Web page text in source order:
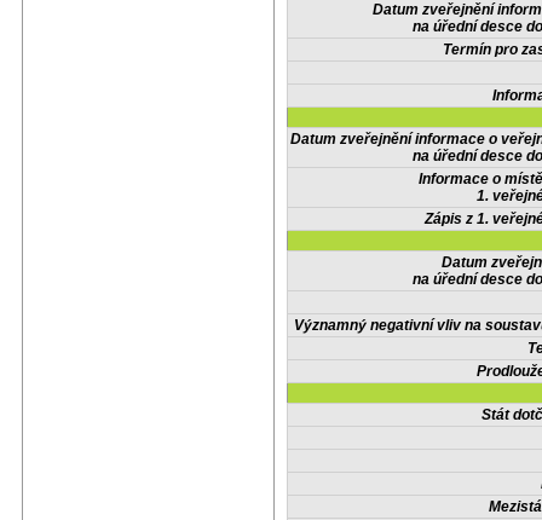
Datum zveřejnění
na úřední desce
Termín pro
Datum zveřejnění informace o
na úřední desce
Informace o
1.
Zápis z 1.
Datum
na úřední desce
Významný negativní vliv na
Stát